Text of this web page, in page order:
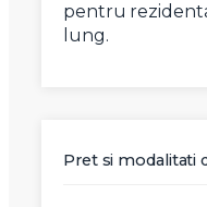
pentru
lung.
Pret si modalitati